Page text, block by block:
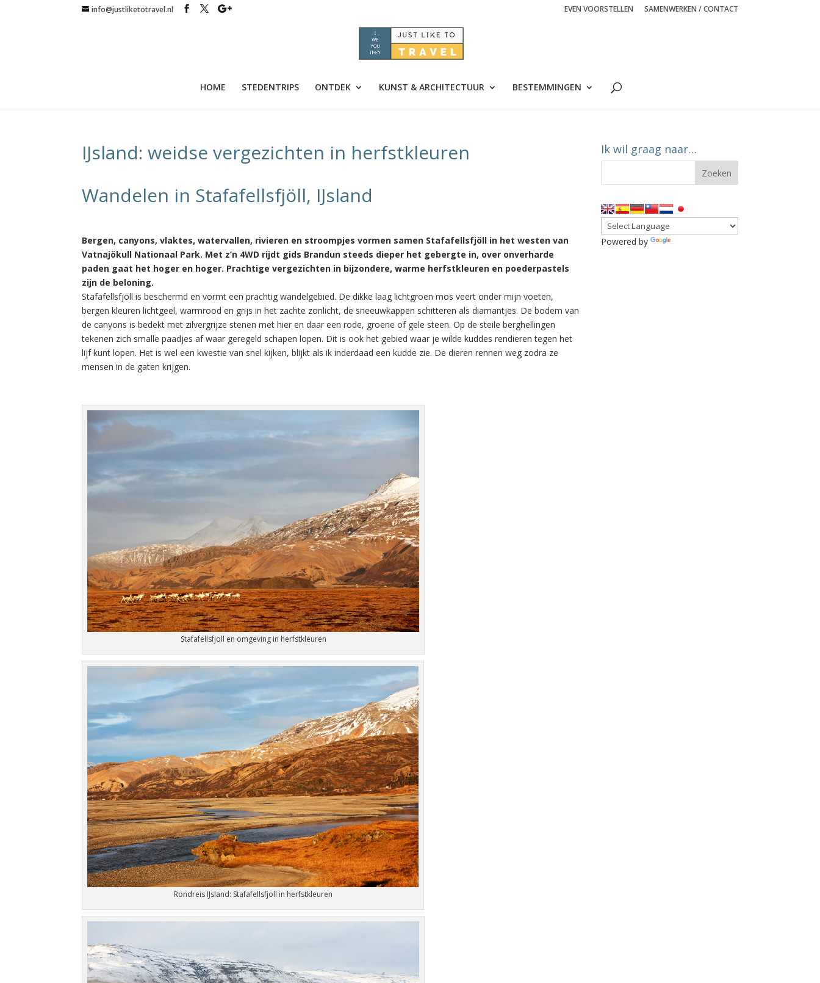
info@justliketotravel.nl EVEN VOORSTELLEN SAMENWERKEN / CONTACT
HOME STEDENTRIPS ONTDEK KUNST & ARCHITECTUUR BESTEMMINGEN
IJsland: weidse vergezichten in herfstkleuren
Wandelen in Stafafellsfjöll, IJsland
Bergen, canyons, vlaktes, watervallen, rivieren en stroompjes vormen samen Stafafellsfjöll in het westen van
Vatnajökull Nationaal Park. Met z’n 4WD rijdt gids Brandun steeds dieper het gebergte in, over onverharde
paden gaat het hoger en hoger. Prachtige vergezichten in bijzondere, warme herfstkleuren en poederpastels
zijn de beloning.
Stafafellsfjöll is beschermd en vormt een prachtig wandelgebied. De dikke laag lichtgroen mos veert onder mijn voeten,
bergen kleuren lichtgeel, warmrood en grijs in het zachte zonlicht, de sneeuwkappen schitteren als diamantjes. De bodem van
de canyons is bedekt met zilvergrijze stenen met hier en daar een rode, groene of gele steen. Op de steile berghellingen
tekenen zich smalle paadjes af waar geregeld schapen lopen. Dit is ook het gebied waar je wilde kuddes rendieren tegen het
lijf kunt lopen. Het is wel een kwestie van snel kijken, blijkt als ik inderdaad een kudde zie. De dieren rennen weg zodra ze
mensen in de gaten krijgen.
Stafafellsfjoll en omgeving in herfstkleuren
Rondreis IJsland: Stafafellsfjoll in herfstkleuren
Ik wil graag naar…
Powered by